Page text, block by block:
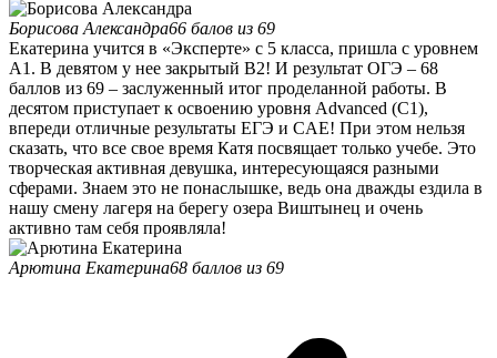
Борисова Александра66 балов из 69
Екатерина учится в «Эксперте» с 5 класса, пришла с уровнем
А1. В девятом у нее закрытый В2! И результат ОГЭ – 68
баллов из 69 – заслуженный итог проделанной работы. В
десятом приступает к освоению уровня Advanced (C1),
впереди отличные результаты ЕГЭ и CAE! При этом нельзя
сказать, что все свое время Катя посвящает только учебе. Это
творческая активная девушка, интересующаяся разными
сферами. Знаем это не понаслышке, ведь она дважды ездила в
нашу смену лагеря на берегу озера Виштынец и очень
активно там себя проявляла!
Арютина Екатерина68 баллов из 69